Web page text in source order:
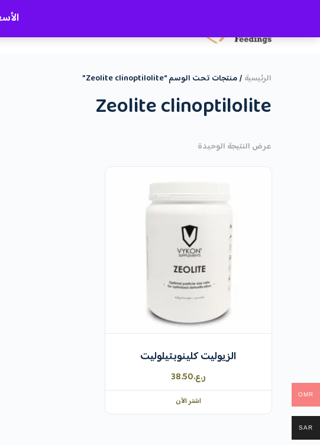
الرئيسية / منتجات تحت الوسم “Zeolite clinoptilolite”
Zeolite clinoptilolite
عرض النتيجة الوحيدة
الزيوليت كلينوبتيلوليت
ر.ع.38.50
اشتر الآن
OMR
SAR